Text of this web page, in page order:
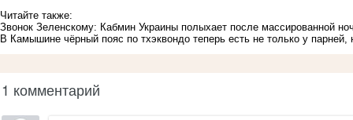
Читайте также:
Звонок Зеленскому: Кабмин Украины полыхает после массированной
В Камышине чёрный пояс по тхэквондо теперь есть не только у парней,
1 комментарий